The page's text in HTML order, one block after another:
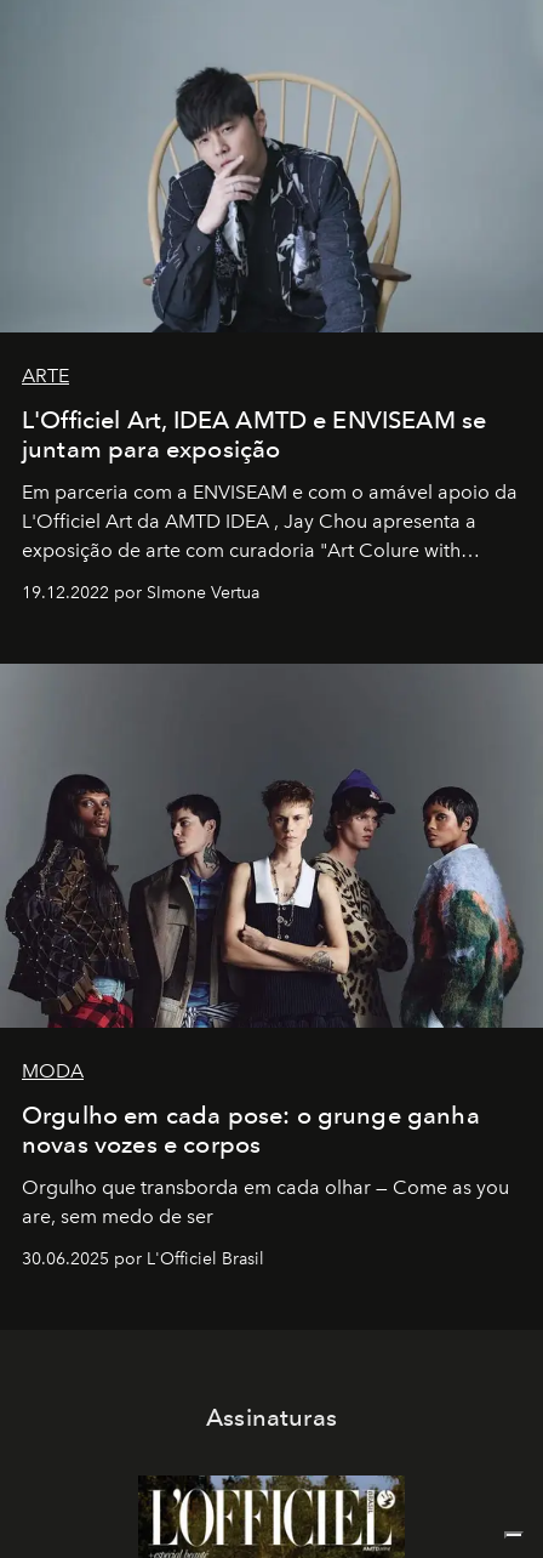
ARTE
L'Officiel Art, IDEA AMTD e ENVISEAM se
juntam para exposição
Em parceria com a ENVISEAM e com o amável apoio da
L'Officiel Art da AMTD IDEA , Jay Chou apresenta a
exposição de arte com curadoria "Art Colure with
19.12.2022 por SImone Vertua
MODA
Orgulho em cada pose: o grunge ganha
novas vozes e corpos
Orgulho que transborda em cada olhar — Come as you
are, sem medo de ser
30.06.2025 por L'Officiel Brasil
Assinaturas